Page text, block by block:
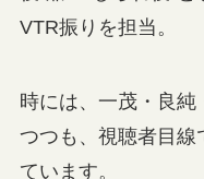
VTR振りを担当。
時には、一茂・良
つつも、視聴者目線
ています。